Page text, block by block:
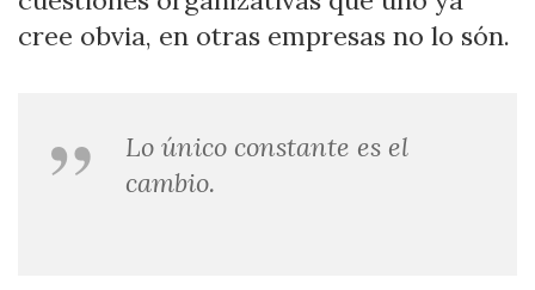
cree obvia, en otras empresas no lo són.
Lo único constante es el
cambio.